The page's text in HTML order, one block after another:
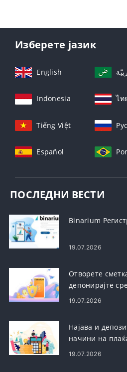
Изберете јазик
English
Indonesia ไท
Tiếng Việt
Español
ПОСЛЕДНИ ВЕСТИ
Binarium
19.07.2026
Отворете
депонирајте
барања
19.07.2026
Најава и
начини на
19.07.2026